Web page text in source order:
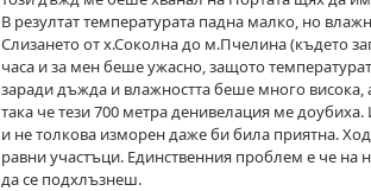
В резултат температурата падна малко, но
Слизането от х.Соколна до м.Пчелина (където
часа и за мен беше ужасно, защото
заради дъжда и влажността беше много висока,
така че тези 700 метра денивелация ме
и не толкова изморен даже би била приятна.
равни участъци. Единственния проблем е че на
да се подхлъзнеш.